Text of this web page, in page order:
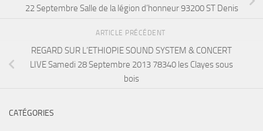
22 Septembre Salle de la légion d’honneur 93200 ST Denis
ARTICLE PRÉCÉDENT
REGARD SUR L’ETHIOPIE SOUND SYSTEM & CONCERT
LIVE Samedi 28 Septembre 2013 78340 les Clayes sous
bois
CATÉGORIES